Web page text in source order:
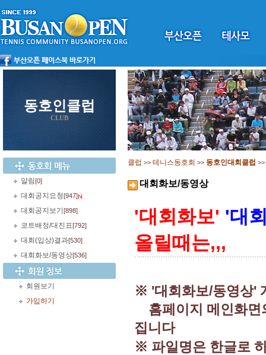
동호인클럽
CLUB
알림[0]
대회공지요청[947]
대회공지보기 [898]
코트배정/대진표[792]
대회(입상)결과[530]
대회화보/동영상[536]
회원보기
가입하기
클럽 >> 테니스동호회 >> 동호인대회클럽 >>
대회화보/동영상
'대회화보' '대
올릴때는,,,
※ '대회화보/동영상'
홈페이지 메인화
집니다
※ 파일명은 한글로